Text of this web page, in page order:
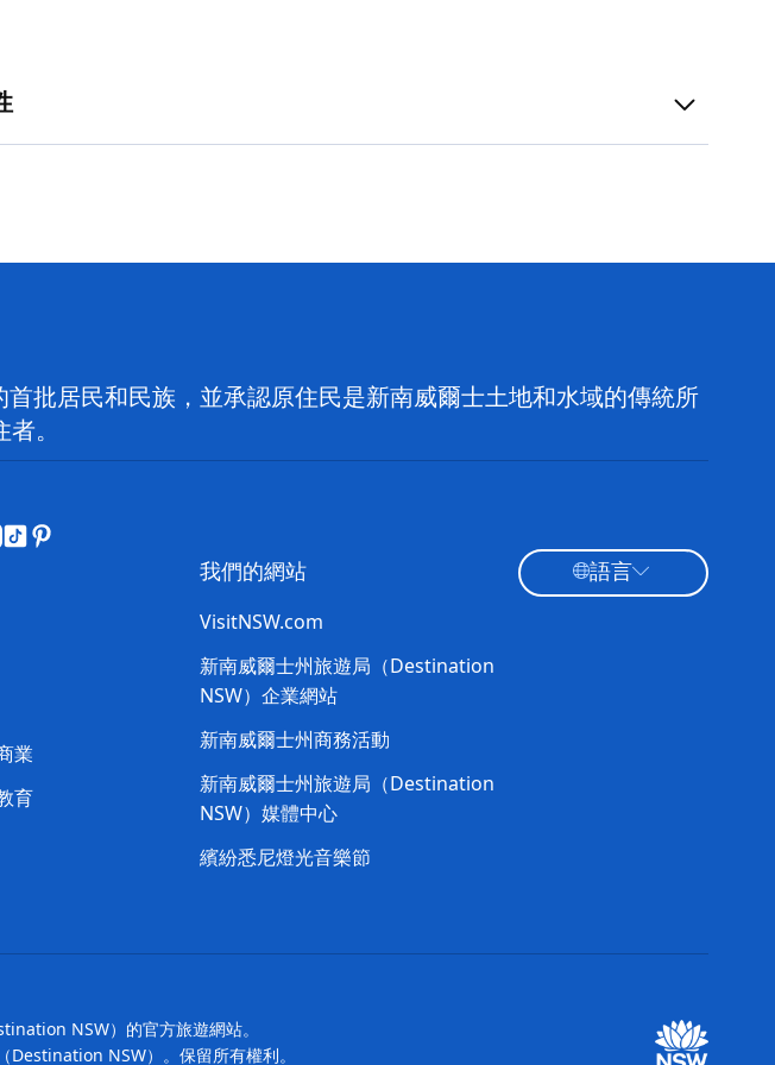
批居民和民族，並承認原住民是新南威爾士土地和水域的傳統所
。
抖 Pinterest
業
育
我們的網站
VisitNSW.com
新南威爾士州旅遊局（Destination
NSW）企業網站​
新南威爾士州商務活動
新南威爾士州旅遊局（Destination
NSW）媒體中心
繽紛悉尼燈光音樂節
語言
NSW）的官方旅遊網站。
Destination NSW）。保留所有權利。